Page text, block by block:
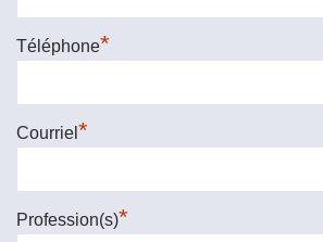
Téléphone*
Courriel *
Profession(s)*